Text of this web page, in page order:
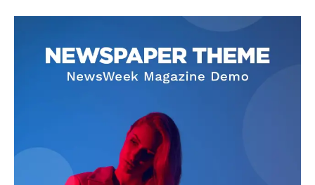
Contact us
Subscription Plans